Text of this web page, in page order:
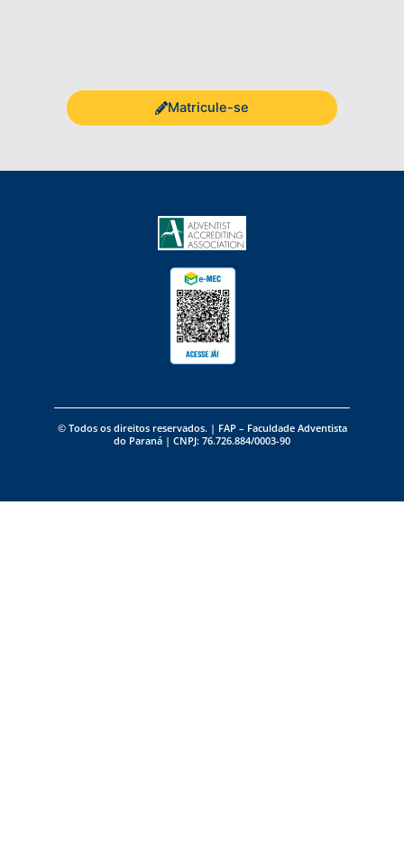
Matricule-se
©️ Todos os direitos reservados. | FAP – Faculdade Adventista
do Paraná | CNPJ: 76.726.884/0003-90